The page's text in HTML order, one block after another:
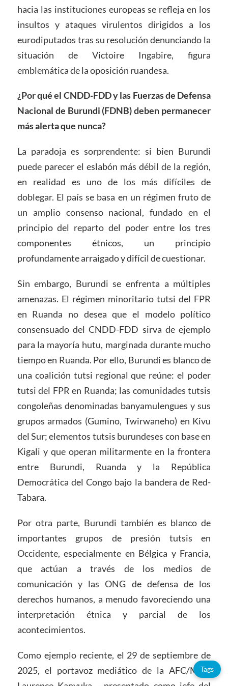
hacia las instituciones europeas se refleja en los
insultos y ataques virulentos dirigidos a los
eurodiputados tras su resolución denunciando la
situación de Victoire Ingabire, figura
emblemática de la oposición ruandesa.
¿Por qué el CNDD-FDD y las Fuerzas de Defensa
Nacional de Burundi (FDNB) deben permanecer
más alerta que nunca?
La paradoja es sorprendente: si bien Burundi
puede parecer el eslabón más débil de la región,
en realidad es uno de los más difíciles de
doblegar. El país se basa en un régimen fruto de
un amplio consenso nacional, fundado en el
principio del reparto del poder entre los tres
componentes étnicos, un principio
profundamente arraigado y difícil de cuestionar.
Sin embargo, Burundi se enfrenta a múltiples
amenazas. El régimen minoritario tutsi del FPR
en Ruanda no desea que el modelo político
consensuado del CNDD-FDD sirva de ejemplo
para la mayoría hutu, marginada durante mucho
tiempo en Ruanda. Por ello, Burundi es blanco de
una coalición tutsi regional que reúne: el poder
tutsi del FPR en Ruanda; las comunidades tutsis
congoleñas denominadas banyamulengues y sus
grupos armados (Gumino, Twirwaneho) en Kivu
del Sur; elementos tutsis burundeses con base en
Kigali y que operan militarmente en la frontera
entre Burundi, Ruanda y la República
Democrática del Congo bajo la bandera de Red-
Tabara.
Por otra parte, Burundi también es blanco de
importantes grupos de presión tutsis en
Occidente, especialmente en Bélgica y Francia,
que actúan a través de los medios de
comunicación y las ONG de defensa de los
derechos humanos, a menudo favoreciendo una
interpretación étnica y parcial de los
acontecimientos.
Como ejemplo reciente, el 29 de septiembre de
2025, el portavoz mediático de la AFC/M23,
Tags